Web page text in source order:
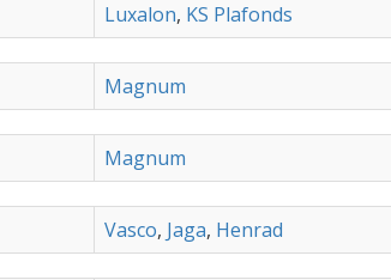
Luxalon, KS Plafonds
Magnum
Magnum
Vasco, Jaga, Henrad